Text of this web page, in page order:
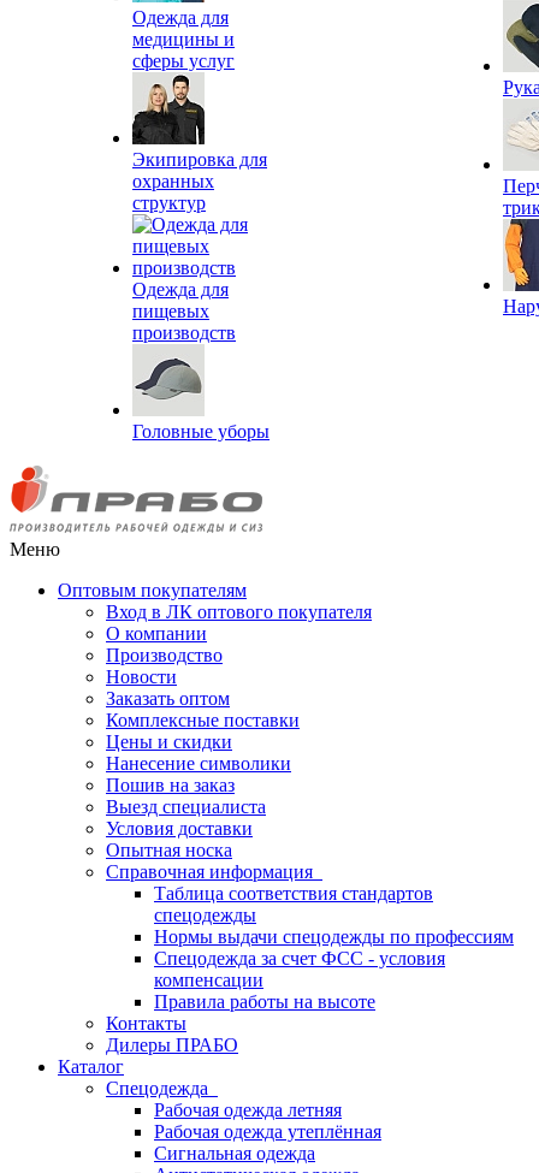
Одежда для
медицины и
сферы услуг
Экипировка для
охранных
структур
Одежда для
пищевых
производств
Головные уборы
Меню
Оптовым покупателям
Вход в ЛК оптового покупателя
О компании
Производство
Новости
Заказать оптом
Комплексные поставки
Цены и скидки
Нанесение символики
Пошив на заказ
Выезд специалиста
Условия доставки
Опытная носка
Справочная информация
Таблица соответствия стандартов
спецодежды
Нормы выдачи спецодежды по профессиям
Спецодежда за счет ФСС - условия
компенсации
Правила работы на высоте
Контакты
Дилеры ПРАБО
Каталог
Спецодежда
Рабочая одежда летняя
Рабочая одежда утеплённая
Сигнальная одежда